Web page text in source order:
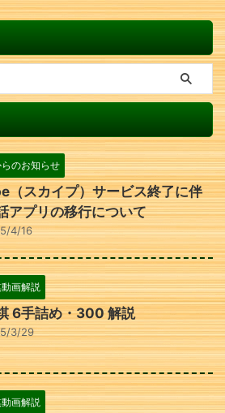
のお知らせ
（スカイプ）サービス終了に伴
アプリの移行について
4/16
画解説
6手詰め・300 解説
3/29
画解説